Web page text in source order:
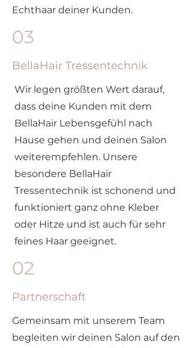
Echthaar deiner Kunden.
03
BellaHair Tressentechnik
Wir legen größten Wert darauf,
dass deine Kunden mit dem
BellaHair Lebensgefühl nach
Hause gehen und deinen Salon
weiterempfehlen. Unsere
besondere BellaHair
Tressentechnik ist schonend und
funktioniert ganz ohne Kleber
oder Hitze und ist auch für sehr
feines Haar geeignet.
02
Partnerschaft
Gemeinsam mit unserem Team
begleiten wir deinen Salon auf den